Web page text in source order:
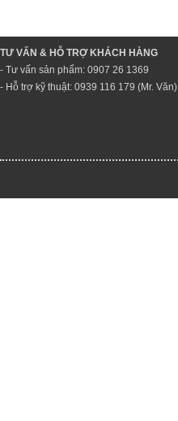
TƯ VẤN & HỖ TRỢ KHÁCH HÀNG
- Tư vấn sản phẩm: 0907 26 1369
- Hỗ trợ kỹ thuật: 0939 116 179 (Mr. Văn)